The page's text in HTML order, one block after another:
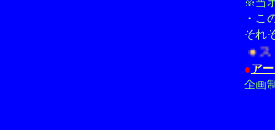
・こ
それ
●スト
●ア
企画